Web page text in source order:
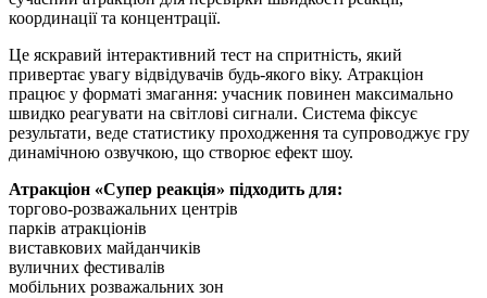
координації та концентрації.
Це яскравий інтерактивний тест на спритність, який
привертає увагу відвідувачів будь-якого віку. Атракціон
працює у форматі змагання: учасник повинен максимально
швидко реагувати на світлові сигнали. Система фіксує
результати, веде статистику проходження та супроводжує гру
динамічною озвучкою, що створює ефект шоу.
Атракціон «Супер реакція» підходить для:
торгово-розважальних центрів
парків атракціонів
виставкових майданчиків
вуличних фестивалів
мобільних розважальних зон